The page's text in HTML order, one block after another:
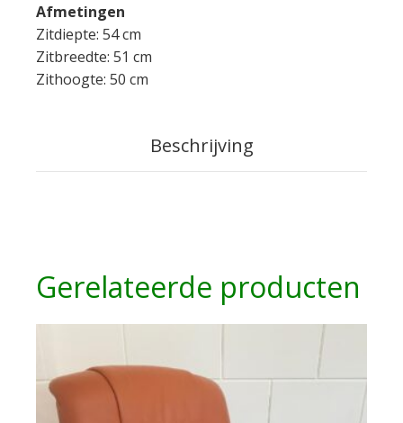
Afmetingen
Zitdiepte: 54 cm
Zitbreedte: 51 cm
Zithoogte: 50 cm
Beschrijving
Gerelateerde producten